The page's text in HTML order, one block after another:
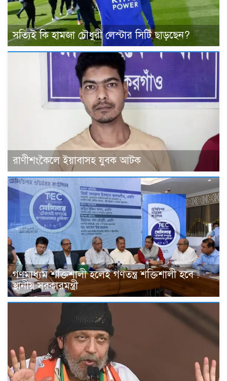
সত্যিই কি হামজা চৌধুরী লেস্টার সিটি ছাড়ছেন?
রাণীশংকৈলে ইয়াবাসহ যুবক আটক
গণমাধ্যম শক্তিশালী হলেই গণতন্ত্র শক্তিশালী হবে :
স্থানীয় সরকারমন্ত্রী